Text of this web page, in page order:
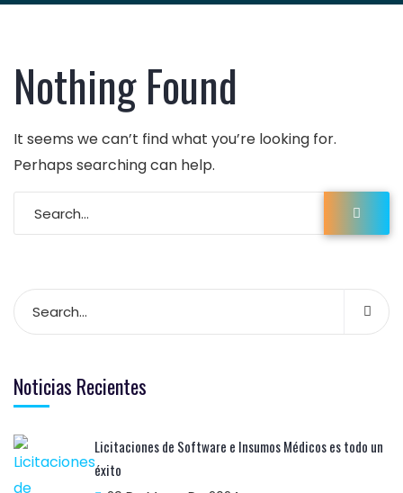
Nothing Found
It seems we can’t find what you’re looking for.
Perhaps searching can help.
Noticias Recientes
Licitaciones de Software e Insumos Médicos es todo un
éxito